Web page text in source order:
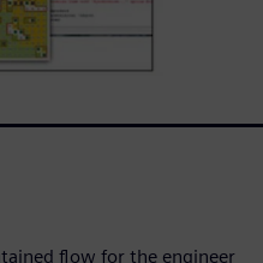
flow for the engineer